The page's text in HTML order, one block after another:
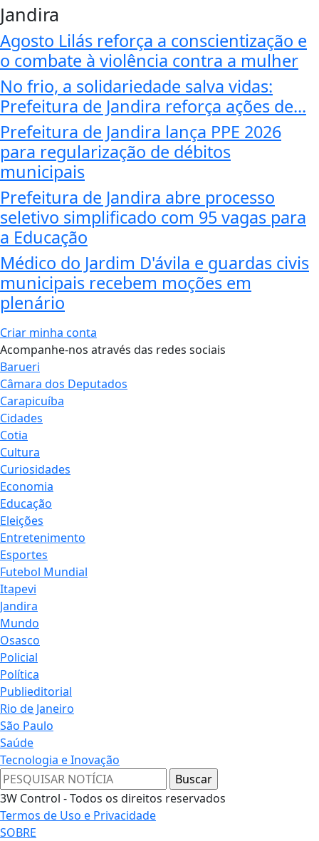
Jandira
Agosto Lilás reforça a conscientização e
o combate à violência contra a mulher
No frio, a solidariedade salva vidas:
Prefeitura de Jandira reforça ações de...
Prefeitura de Jandira lança PPE 2026
para regularização de débitos
municipais
Prefeitura de Jandira abre processo
seletivo simplificado com 95 vagas para
a Educação
Médico do Jardim D'ávila e guardas civis
municipais recebem moções em
plenário
Criar minha conta
Acompanhe-nos através das redes sociais
Barueri
Câmara dos Deputados
Carapicuíba
Cidades
Cotia
Cultura
Curiosidades
Economia
Educação
Eleições
Entretenimento
Esportes
Futebol Mundial
Itapevi
Jandira
Mundo
Osasco
Policial
Política
Publieditorial
Rio de Janeiro
São Paulo
Saúde
Tecnologia e Inovação
3W Control - Todos os direitos reservados
Termos de Uso e Privacidade
SOBRE